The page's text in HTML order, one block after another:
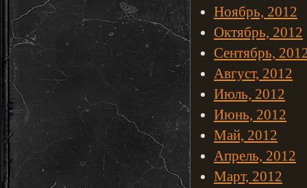
Ноябрь, 2012
Октябрь, 2012
Сентябрь,
Август, 2012
Июль, 2012
Июнь, 2012
Май, 2012
Апрель, 2012
Март, 2012